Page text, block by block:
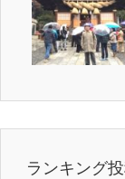
ランキング